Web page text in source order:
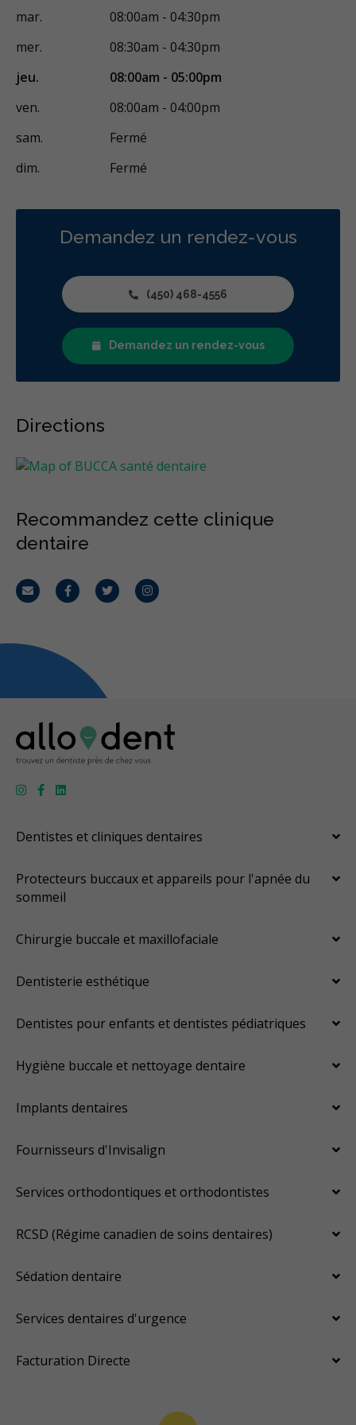
mar.
08:00am - 04:30pm
mer.
08:30am - 04:30pm
jeu.
08:00am - 05:00pm
ven.
08:00am - 04:00pm
sam.
Fermé
dim.
Fermé
Demandez un rendez-vous
(450) 468-4556
Demandez un rendez-vous
Directions
Recommandez cette clinique
dentaire
CourrielFacebookTwitterInstagram
Dentistes et cliniques dentaires
Protecteurs buccaux et appareils pour l'apnée du
sommeil
Chirurgie buccale et maxillofaciale
Dentisterie esthétique
Dentistes pour enfants et dentistes pédiatriques
Hygiène buccale et nettoyage dentaire
Implants dentaires
Fournisseurs d'Invisalign
Services orthodontiques et orthodontistes
RCSD (Régime canadien de soins dentaires)
Sédation dentaire
Services dentaires d'urgence
Facturation Directe